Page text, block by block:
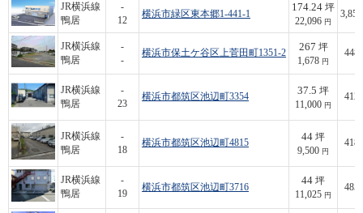
JR横浜線
鴨居
-
12
横浜市緑区東本郷1-441-1
174.24 坪
22,096 円
JR横浜線
鴨居
-
-
横浜市保土ケ谷区上菅田町1351-2
267 坪
1,678 円
JR横浜線
鴨居
-
23
横浜市都筑区池辺町3354
37.5 坪
11,000 円
JR横浜線
鴨居
-
18
横浜市都筑区池辺町4815
44 坪
9,500 円
JR横浜線
鴨居
-
19
横浜市都筑区池辺町3716
44 坪
11,025 円